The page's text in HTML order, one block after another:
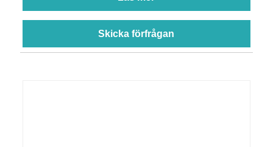
Skicka förfrågan